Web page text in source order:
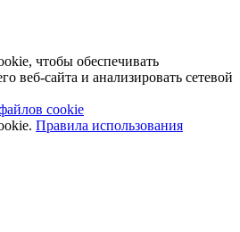
чтобы обеспечивать
веб-сайта и анализировать сетевой
cookie
Правила использования